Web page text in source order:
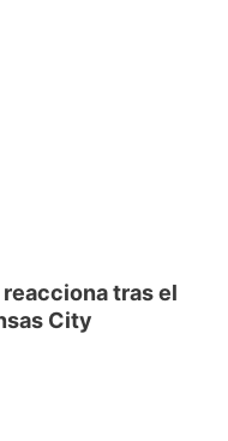
tras el
City